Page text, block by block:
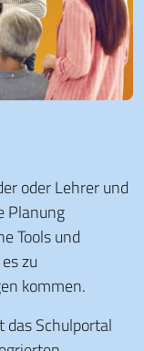
oder Lehrer und
Planung
Tools und
zu
kommen.
Schulportal